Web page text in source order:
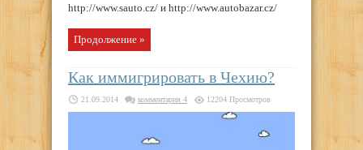
http://www.sauto.cz/ и http://www.autobazar.cz/
Продолжение »
Как иммигрировать в Чехию?
21.09.2014 комментария 4 12204 Просмотров